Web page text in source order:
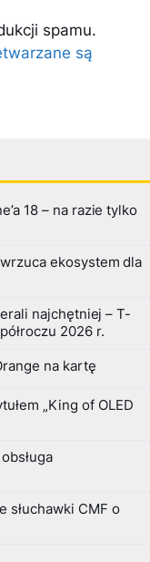
spamu.
są
18 – na razie tylko
ekosystem dla
najchętniej – T-
2026 r.
na kartę
„King of OLED
słuchawki CMF o